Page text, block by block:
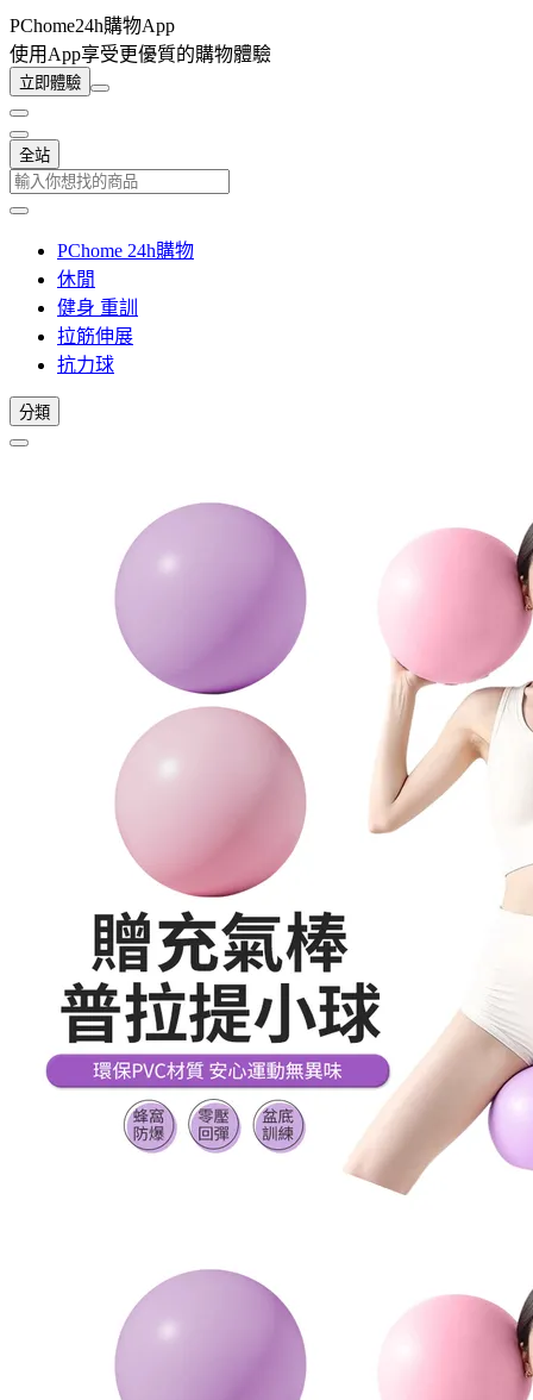
PChome24h購物App
使用App享受更優質的購物體驗
立即體驗
全站
PChome 24h購物
休閒
健身 重訓
拉筋伸展
抗力球
分類